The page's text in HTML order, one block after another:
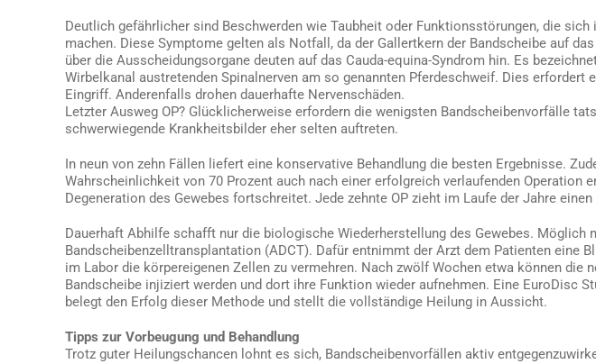
Deutlich gefährlicher sind Beschwerden wie Taubheit oder Funktionsstörungen, die
machen. Diese Symptome gelten als Notfall, da der Gallertkern der Bandscheibe auf
über die Ausscheidungsorgane deuten auf das Cauda-equina-Syndrom hin. Es
Wirbelkanal austretenden Spinalnerven am so genannten Pferdeschweif. Dies erfordert
Eingriff. Anderenfalls drohen dauerhafte Nervenschäden.
Letzter Ausweg OP? Glücklicherweise erfordern die wenigsten Bandscheibenvorfälle
schwerwiegende Krankheitsbilder eher selten auftreten.
In neun von zehn Fällen liefert eine konservative Behandlung die besten Ergebnisse.
Wahrscheinlichkeit von 70 Prozent auch nach einer erfolgreich verlaufenden Operation
Degeneration des Gewebes fortschreitet. Jede zehnte OP zieht im Laufe der Jahre
Dauerhaft Abhilfe schafft nur die biologische Wiederherstellung des Gewebes. Möglich
Bandscheibenzelltransplantation (ADCT). Dafür entnimmt der Arzt dem Patienten eine
im Labor die körpereigenen Zellen zu vermehren. Nach zwölf Wochen etwa können die
Bandscheibe injiziert werden und dort ihre Funktion wieder aufnehmen. Eine EuroDisc
belegt den Erfolg dieser Methode und stellt die vollständige Heilung in Aussicht.
Tipps zur Vorbeugung und Behandlung
Trotz guter Heilungschancen lohnt es sich, Bandscheibenvorfällen aktiv